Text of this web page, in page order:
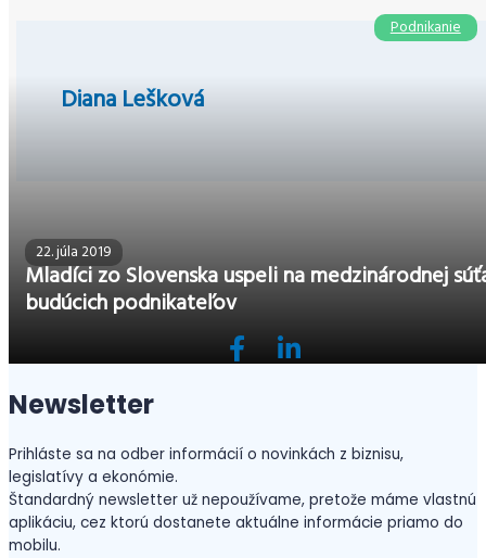
Diana Lešková
22. júla 2019
Mladíci zo Slovenska uspeli na medzinárodnej
budúcich podnikateľov
Podnikanie
Newsletter
Prihláste sa na odber informácií o novinkách z biznisu,
legislatívy a ekonómie.
Štandardný newsletter už nepoužívame, pretože máme vlastnú
aplikáciu, cez ktorú dostanete aktuálne informácie priamo do
mobilu.